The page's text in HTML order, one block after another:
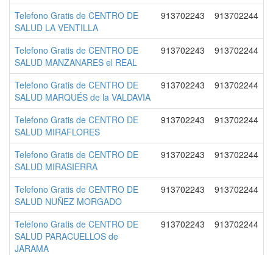
Telefono Gratis de CENTRO DE
SALUD LA VENTILLA
913702243 913702244
Telefono Gratis de CENTRO DE
SALUD MANZANARES el REAL
913702243 913702244
Telefono Gratis de CENTRO DE
SALUD MARQUÉS de la VALDAVIA
913702243 913702244
Telefono Gratis de CENTRO DE
SALUD MIRAFLORES
913702243 913702244
Telefono Gratis de CENTRO DE
SALUD MIRASIERRA
913702243 913702244
Telefono Gratis de CENTRO DE
SALUD NUÑEZ MORGADO
913702243 913702244
Telefono Gratis de CENTRO DE
SALUD PARACUELLOS de
JARAMA
913702243 913702244